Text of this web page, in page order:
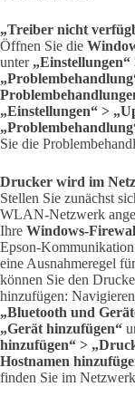
„Treiber nicht
Öffnen Sie die
unter „Einstellungen“
„Einstellungen“ >
Sie die
Drucker wird im
Stellen Sie zunächst
WLAN-Netzwerk
Ihre Windows-
Epson-
eine Ausnahmeregel
können Sie den
hinzufügen:
„Bluetooth und
„Gerät hinzufügen“
hinzufügen“ >
Hostnamen
finden Sie im